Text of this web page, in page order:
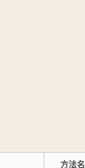
方法名